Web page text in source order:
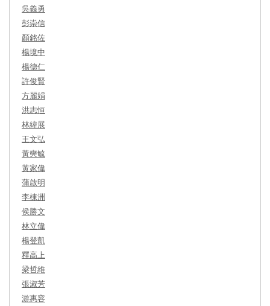
吳義勇
彭崇信
顏銘佐
楊境中
楊德仁
許俊賢
方麗娟
洪志恒
林緯展
王文弘
黃奭毓
黃家偉
蒲啟明
李棟洲
侯勝文
林立偉
楊登凱
釋高上
梁哲維
張淑芳
游惠容